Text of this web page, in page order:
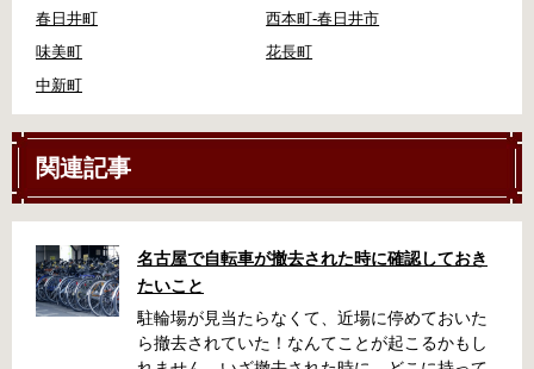
春日井町
西本町-春日井市
味美町
花長町
中新町
関連記事
名古屋で自転車が撤去された時に確認しておき
たいこと
駐輪場が見当たらなくて、近場に停めておいた
ら撤去されていた！なんてことが起こるかもし